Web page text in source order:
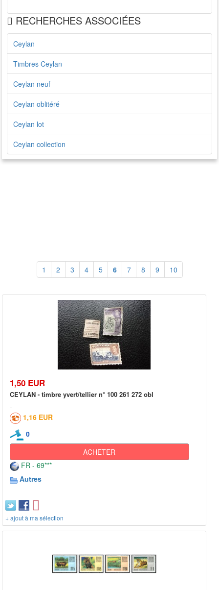
RECHERCHES ASSOCIÉES
Ceylan
Timbres Ceylan
Ceylan neuf
Ceylan oblitéré
Ceylan lot
Ceylan collection
1 2 3 4 5 6 7 8 9 10
1,50 EUR
CEYLAN - timbre yvert/tellier n° 100 261 272 obl
1,16 EUR
0
ACHETER
FR - 69***
Autres
+ ajout à ma sélection